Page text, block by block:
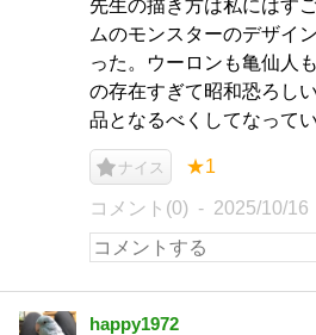
先生の描き方は私にはす
ムのモンスターのデザイ
った。ウーロンも亀仙人
の存在すぎて昭和恐ろし
品となるべくしてなって
ナイス ★1
コメント(0) 2025/10/16
happy1972